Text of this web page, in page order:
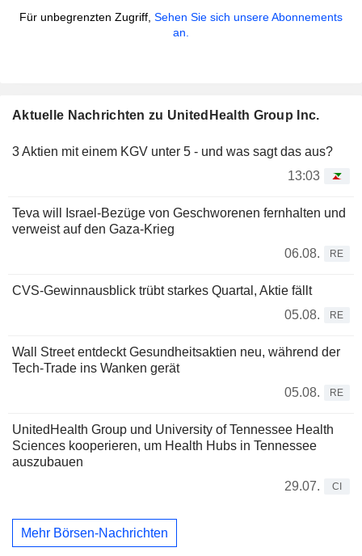
Für unbegrenzten Zugriff, Sehen Sie sich unsere Abonnements
an.
Aktuelle Nachrichten zu UnitedHealth Group Inc.
3 Aktien mit einem KGV unter 5 - und was sagt das aus?
13:03
Teva will Israel-Bezüge von Geschworenen fernhalten und
verweist auf den Gaza-Krieg
06.08.
RE
CVS-Gewinnausblick trübt starkes Quartal, Aktie fällt
05.08.
RE
Wall Street entdeckt Gesundheitsaktien neu, während der
Tech-Trade ins Wanken gerät
05.08.
RE
UnitedHealth Group und University of Tennessee Health
Sciences kooperieren, um Health Hubs in Tennessee
auszubauen
29.07.
CI
Mehr Börsen-Nachrichten